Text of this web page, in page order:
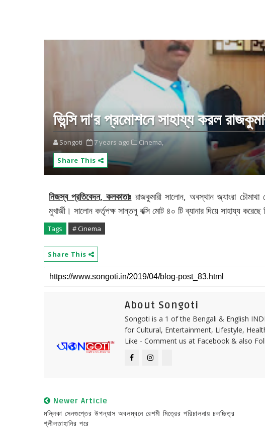
ভিন্সি দা'র প্রমোশনে সাহায্য করল
Songoti 7 years ago
Cinema,
Share This
নিজস্ব প্রতিবেদন, কলকাতাঃ রাজকুমারী সালোন, অবস্থান জ্যাংরা
মুখার্জী। সালোন কর্তৃপক্ষ সান্তনু বক্সি মোট ৪০ টি ব্যানার দিয়ে সাহায্য
Tags # Cinema
Share This
About Songoti
Songoti is a 1 of the Bengali & English
for Cultural, Entertainment, Lifestyle,
Like - Comment us at Facebook & also
Newer Article
মল্লিকা সেনগুপ্তের উপন্যাস অবলম্বনে রেশমী মিত্রের পরিচালনায় চলচ্চিত্র
শ্লীলতাহানির পরে